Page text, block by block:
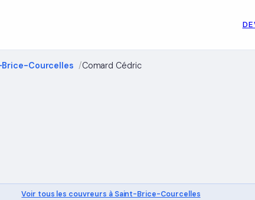
Courcelles Comard Cédric
Voir tous les couvreurs à Saint-Brice-Courcelles